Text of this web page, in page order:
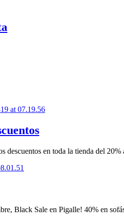
descuentos en toda la tienda del
Black Sale en Pigalle! 40% en